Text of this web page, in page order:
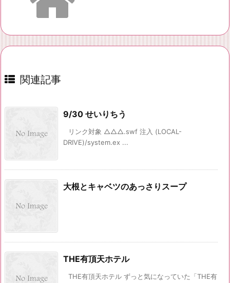
関連記事
9/30 せいりちう
リンク対象 △△△.swf 注入 (LOCAL-
DRIVE)/system.ex ...
大根とキャベツのあっさりスープ
THE有頂天ホテル
THE有頂天ホテル ずっと気になっていた「THE有